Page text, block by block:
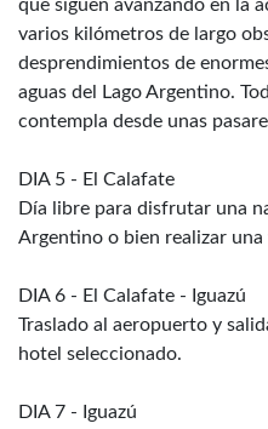
que siguen avanzando en la
varios kilómetros de largo
desprendimientos de
aguas del Lago Argentino.
contempla desde unas
DIA 5 - El Calafate
Día libre para disfrutar una
Argentino o bien realizar una
DIA 6 - El Calafate - Iguazú
Traslado al aeropuerto y
hotel seleccionado.
DIA 7 - Iguazú